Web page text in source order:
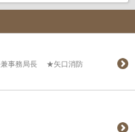
兼事務局長 ★矢口消防